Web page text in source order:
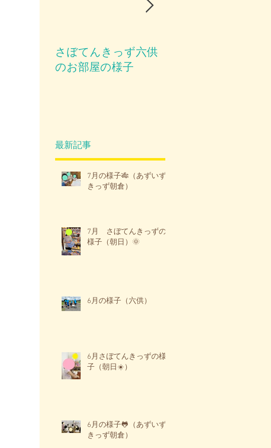
さぼてんきっず六供
のお部屋の様子
最新記事
7月の様子🎋（あずいず
きっず朝倉）
7月 さぼてんきっずの
様子（朝日）🌞
6月の様子（六供）
6月さぼてんきっずの様
子（朝日☀️）
6月の様子🐸（あずいず
きっず朝倉）